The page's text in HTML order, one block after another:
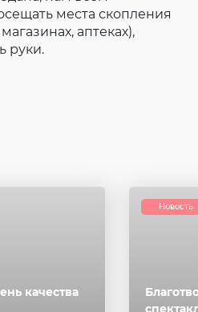
места скопления
аптеках),
руки.
качества
Новость